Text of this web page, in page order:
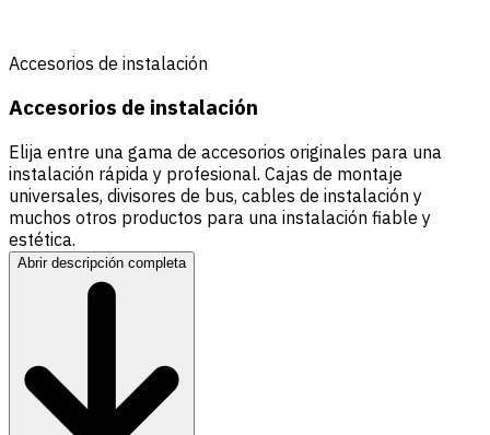
Accesorios de instalación
Accesorios de instalación
Elija entre una gama de accesorios originales para una
instalación rápida y profesional. Cajas de montaje
universales, divisores de bus, cables de instalación y
muchos otros productos para una instalación fiable y
estética.
Abrir descripción completa